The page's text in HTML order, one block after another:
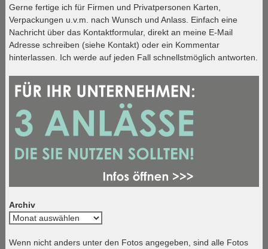
Gerne fertige ich für Firmen und Privatpersonen Karten,
Verpackungen u.v.m. nach Wunsch und Anlass. Einfach eine
Nachricht über das Kontaktformular, direkt an meine E-Mail
Adresse schreiben (siehe Kontakt) oder ein Kommentar
hinterlassen. Ich werde auf jeden Fall schnellstmöglich antworten.
Archiv
Archiv
Wenn nicht anders unter den Fotos angegeben, sind alle Fotos